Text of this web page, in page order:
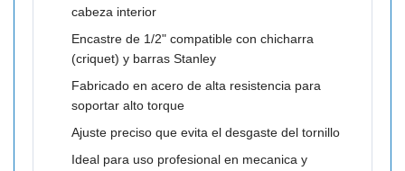
cabeza interior
Encastre de 1/2" compatible con chicharra
(criquet) y barras Stanley
Fabricado en acero de alta resistencia para
soportar alto torque
Ajuste preciso que evita el desgaste del tornillo
Ideal para uso profesional en mecanica y